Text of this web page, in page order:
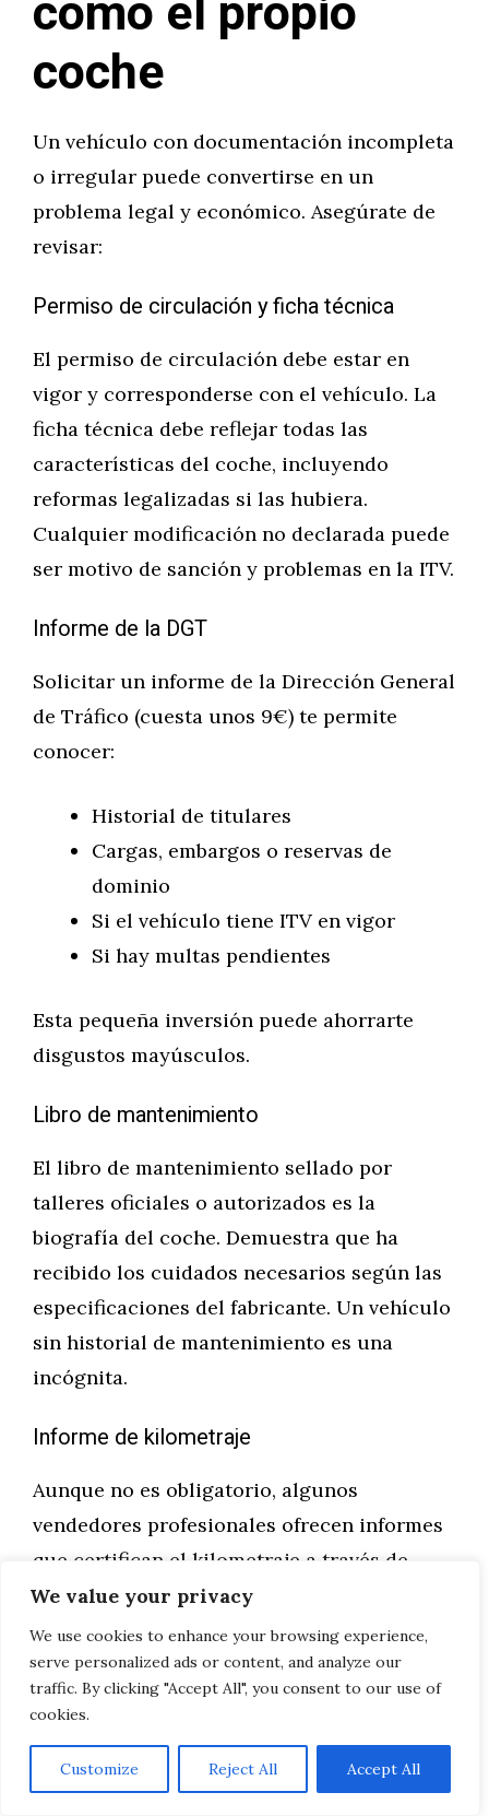
We value your privacy
We use cookies to enhance your browsing experience,
serve personalized ads or content, and analyze our
traffic. By clicking "Accept All", you consent to our use of
cookies.
Customize Reject All Accept All
coche
Un vehículo con documentación incompleta
o irregular puede convertirse en un
problema legal y económico. Asegúrate de
revisar:
Permiso de circulación y ficha técnica
El permiso de circulación debe estar en
vigor y corresponderse con el vehículo. La
ficha técnica debe reflejar todas las
características del coche, incluyendo
reformas legalizadas si las hubiera.
Cualquier modificación no declarada puede
ser motivo de sanción y problemas en la ITV.
Informe de la DGT
Solicitar un informe de la Dirección General
de Tráfico (cuesta unos 9€) te permite
conocer:
Historial de titulares
Cargas, embargos o reservas de
dominio
Si el vehículo tiene ITV en vigor
Si hay multas pendientes
Esta pequeña inversión puede ahorrarte
disgustos mayúsculos.
Libro de mantenimiento
El libro de mantenimiento sellado por
talleres oficiales o autorizados es la
biografía del coche. Demuestra que ha
recibido los cuidados necesarios según las
especificaciones del fabricante. Un vehículo
sin historial de mantenimiento es una
incógnita.
Informe de kilometraje
Aunque no es obligatorio, algunos
vendedores profesionales ofrecen informes
que certifican el kilometraje a través de
registros de ITV y mantenimientos previos.
Es una garantía adicional contra el fraude
del cuentakilómetros, una práctica ilegal
pero aún existente.
Garantías y